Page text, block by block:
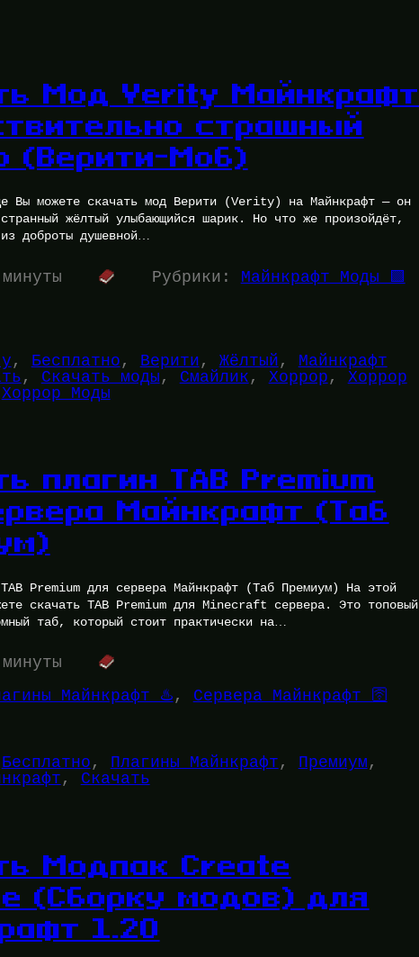
Мод Verity Майнкрафт
страшный
(Верити-Моб)
Вы можете скачать мод Верити (Verity) на Майнкрафт — он
жёлтый улыбающийся шарик. Но что же произойдёт,
доброты душевной…
Рубрики: Майнкрафт Моды 🟩
, Бесплатно , Верити , Жёлтый , Майнкрафт
, Скачать моды , Смайлик , Хоррор , Хоррор
Хоррор Моды
плагин TAB Premium
Майнкрафт (Таб
Premium для сервера Майнкрафт (Таб Премиум) На этой
скачать TAB Premium для Minecraft сервера. Это топовый
таб, который стоит практически на…
Майнкрафт ♨️, Сервера Майнкрафт 🛜
Бесплатно , Плагины Майнкрафт , Премиум
, Скачать
Модпак Create
(Сборку модов) для
1.20